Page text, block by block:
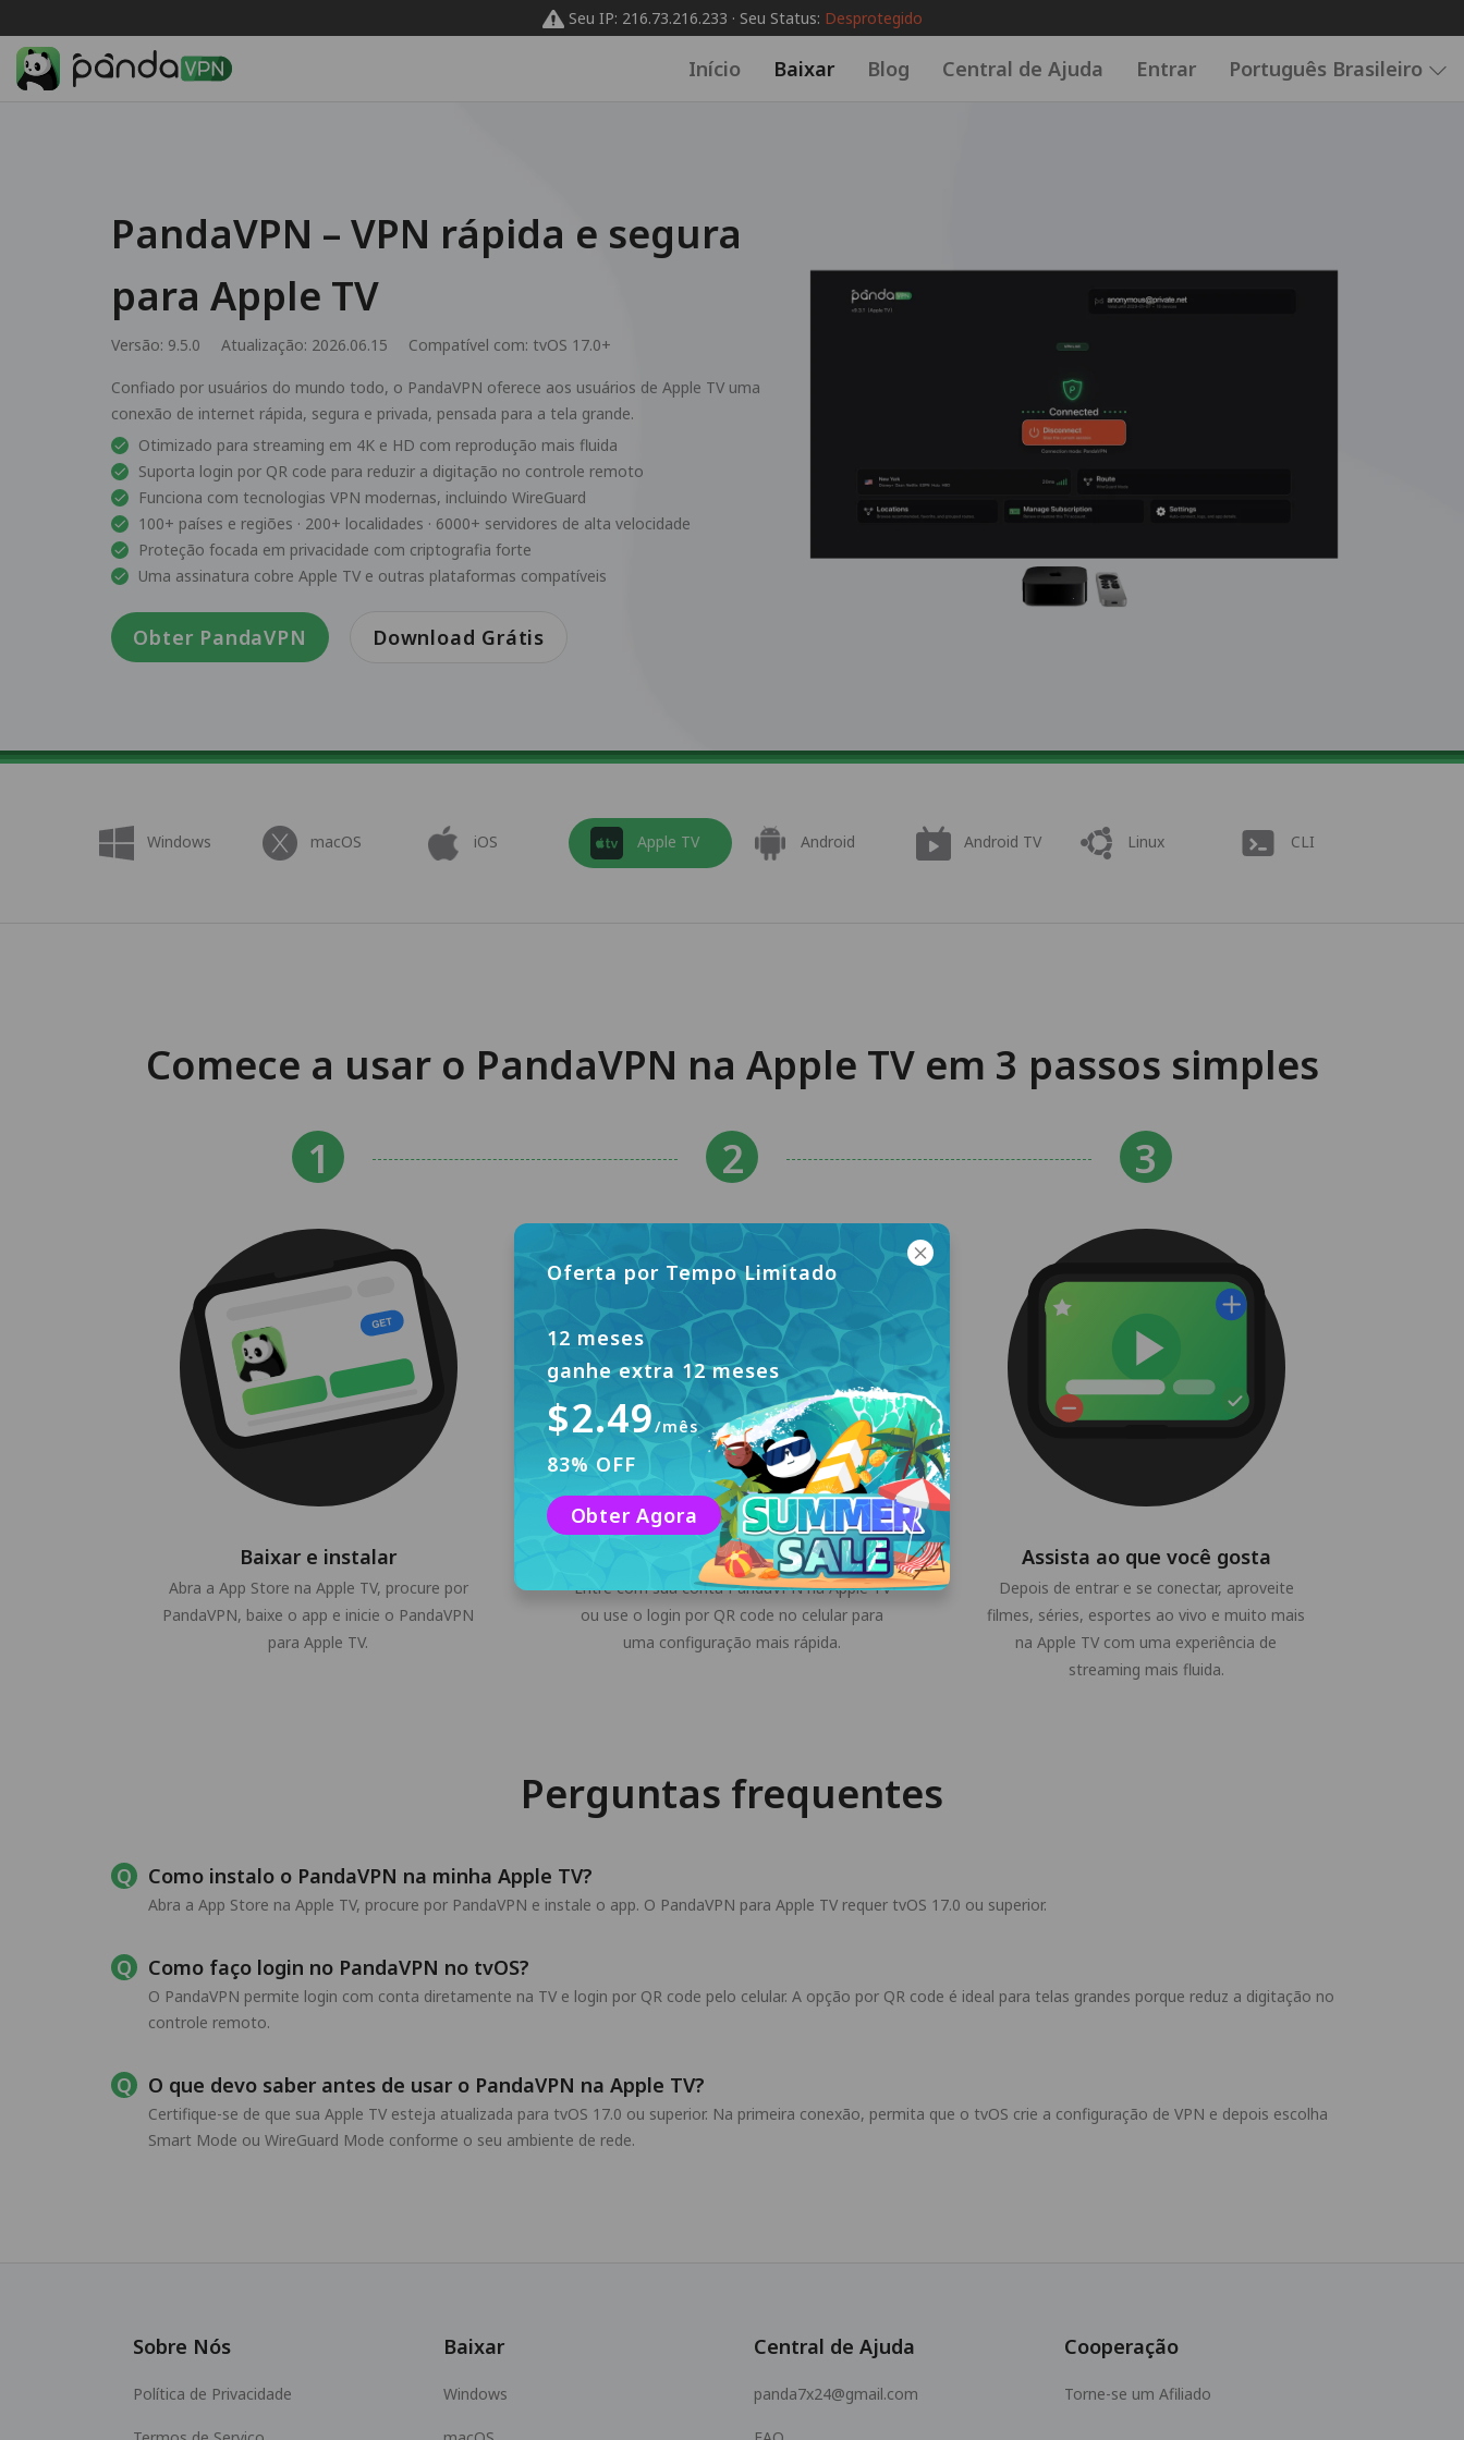
Seu IP: 216.73.216.233 · Seu Status: Desprotegido
Início Baixar Blog Central de Ajuda Entrar Português Brasileiro
PandaVPN – VPN rápida e segura
para Apple TV
Versão: 9.5.0 Atualização: 2026.06.15 Compatível com: tvOS 17.0+
Confiado por usuários do mundo todo, o PandaVPN oferece aos usuários de Apple TV uma
conexão de internet rápida, segura e privada, pensada para a tela grande.
Otimizado para streaming em 4K e HD com reprodução mais fluida
Suporta login por QR code para reduzir a digitação no controle remoto
Funciona com tecnologias VPN modernas, incluindo WireGuard
100+ países e regiões · 200+ localidades · 6000+ servidores de alta velocidade
Proteção focada em privacidade com criptografia forte
Uma assinatura cobre Apple TV e outras plataformas compatíveis
Obter PandaVPN Download Grátis
Windows macOS iOS Apple TV Android Android TV Linux CLI
Comece a usar o PandaVPN na Apple TV em 3 passos simples
Baixar e instalar
Abra a App Store na Apple TV, procure por
PandaVPN, baixe o app e inicie o PandaVPN
para Apple TV.
Entrar na sua conta PandaVPN
Entre com sua conta PandaVPN na Apple TV
ou use o login por QR code no celular para
uma configuração mais rápida.
Assista ao que você gosta
Depois de entrar e se conectar, aproveite
filmes, séries, esportes ao vivo e muito mais
na Apple TV com uma experiência de
streaming mais fluida.
Perguntas frequentes
Como instalo o PandaVPN na minha Apple TV?
Abra a App Store na Apple TV, procure por PandaVPN e instale o app. O PandaVPN para Apple TV requer tvOS 17.0 ou superior.
Como faço login no PandaVPN no tvOS?
O PandaVPN permite login com conta diretamente na TV e login por QR code pelo celular. A opção por QR code é ideal para telas grandes porque reduz a digitação no
controle remoto.
O que devo saber antes de usar o PandaVPN na Apple TV?
Certifique-se de que sua Apple TV esteja atualizada para tvOS 17.0 ou superior. Na primeira conexão, permita que o tvOS crie a configuração de VPN e depois escolha
Smart Mode ou WireGuard Mode conforme o seu ambiente de rede.
Oferta por Tempo Limitado
12 meses
ganhe extra 12 meses
$2.49/mês
83% OFF
Obter Agora
Sobre Nós
Política de Privacidade
Baixar
Windows
Central de Ajuda
panda7x24@gmail.com
Cooperação
Torne-se um Afiliado